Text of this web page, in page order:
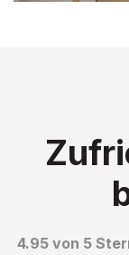
4.95 von 5